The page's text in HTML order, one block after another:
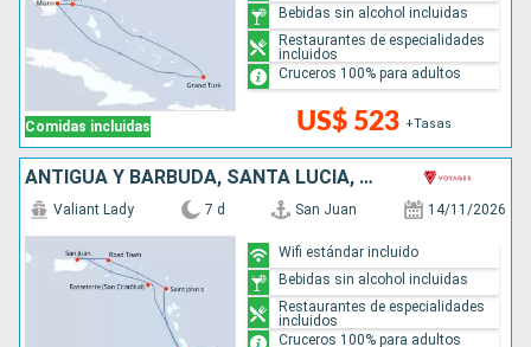
Comidas incluidas US$ 523 +Tasas
Bebidas sin alcohol incluidas
Restaurantes de especialidades
incluidos
Cruceros 100% para adultos
ANTIGUA Y BARBUDA, SANTA LUCIA, PUERTO RICO
Valiant Lady 7 d San Juan 14/11/2026
Wifi estándar incluido
Bebidas sin alcohol incluidas
Restaurantes de especialidades
incluidos
Cruceros 100% para adultos